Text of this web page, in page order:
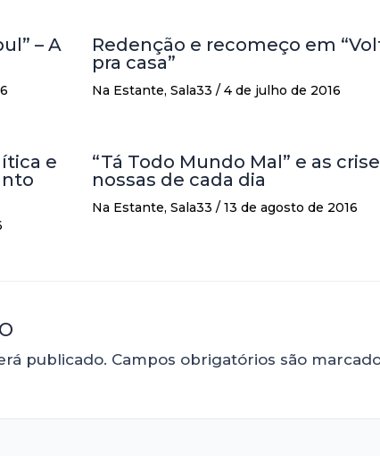
– A
Redenção e recomeço em
pra casa”
Na Estante, Sala33 / 4 de julho de 2016
e
“Tá Todo Mundo Mal” e as
nossas de cada dia
Na Estante, Sala33 / 13 de agosto de 2016
publicado. Campos obrigatórios são